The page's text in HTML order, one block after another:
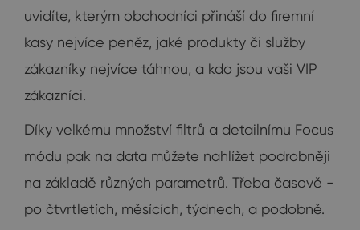
uvidíte, kterým obchodníci přináší do firemní
kasy nejvíce peněz, jaké produkty či služby
zákazníky nejvíce táhnou, a kdo jsou vaši VIP
zákazníci.
Díky velkému množství filtrů a detailnímu Focus
módu pak na data můžete nahlížet podrobněji
na základě různých parametrů. Třeba časově -
po čtvrtletích, měsících, týdnech, a podobně.